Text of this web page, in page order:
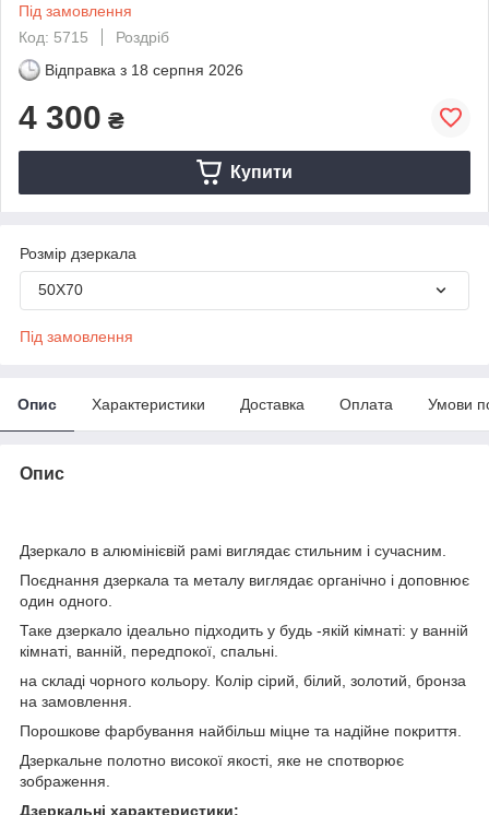
Під замовлення
Код: 5715
Роздріб
Відправка з 18 серпня 2026
4 300 ₴
Купити
Розмір дзеркала
50Х70
Під замовлення
Опис Характеристики Доставка Оплата Умови
Опис
Дзеркало в алюмінієвій рамі виглядає стильним і сучасним.
Поєднання дзеркала та металу виглядає органічно і доповнює
один одного.
Таке дзеркало ідеально підходить у будь -якій кімнаті: у ванній
кімнаті, ванній, передпокої, спальні.
на складі чорного кольору. Колір сірий, білий, золотий, бронза
на замовлення.
Порошкове фарбування найбільш міцне та надійне покриття.
Дзеркальне полотно високої якості, яке не спотворює
зображення.
Дзеркальні характеристики: